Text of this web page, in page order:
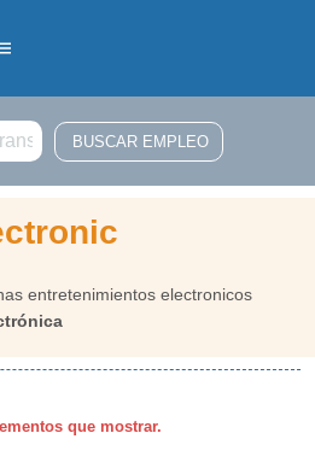
entretenimientos electronicos
que mostrar.